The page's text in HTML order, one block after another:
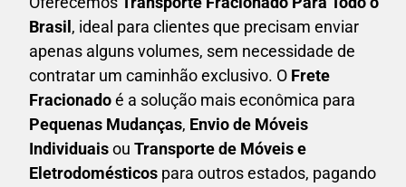
Brasil , ideal para clientes que precisam enviar
apenas alguns volumes, sem necessidade de
contratar um caminhão exclusivo. O Frete
Fracionadoé a solução mais econômica para
Pequenas Mudanças, Envio de Móveis
Individuaisou Transporte de Móveis e
Eletrodomésticos para outros estados, pagando